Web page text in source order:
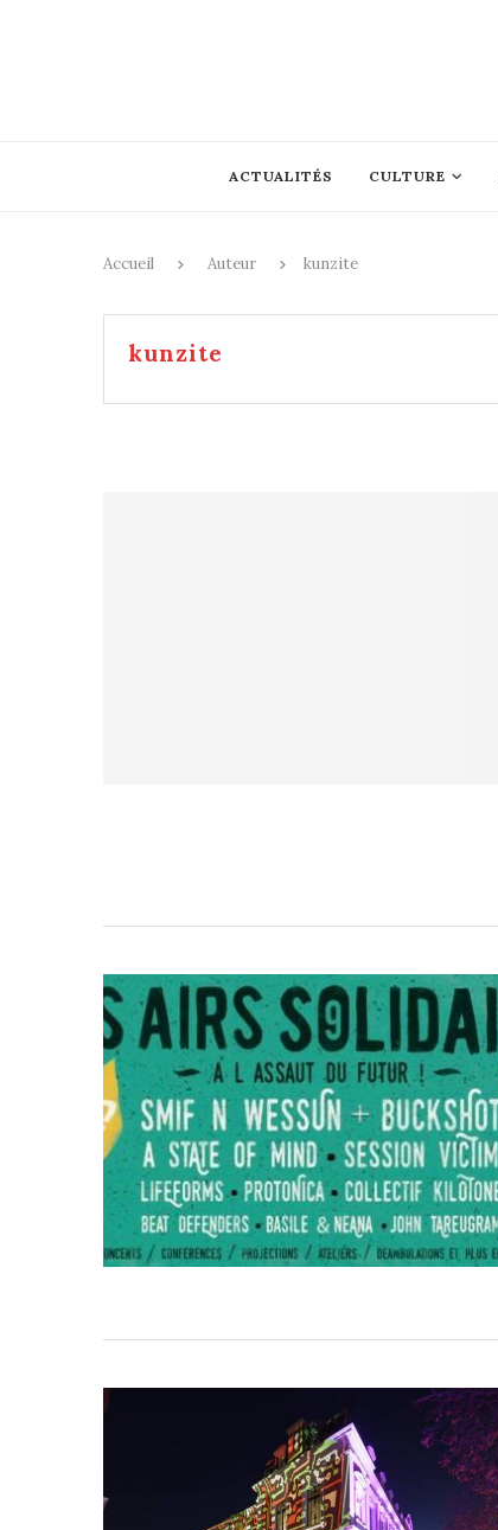
ACTUALITÉS CULTURE
Accueil Auteur kunzite
kunzite